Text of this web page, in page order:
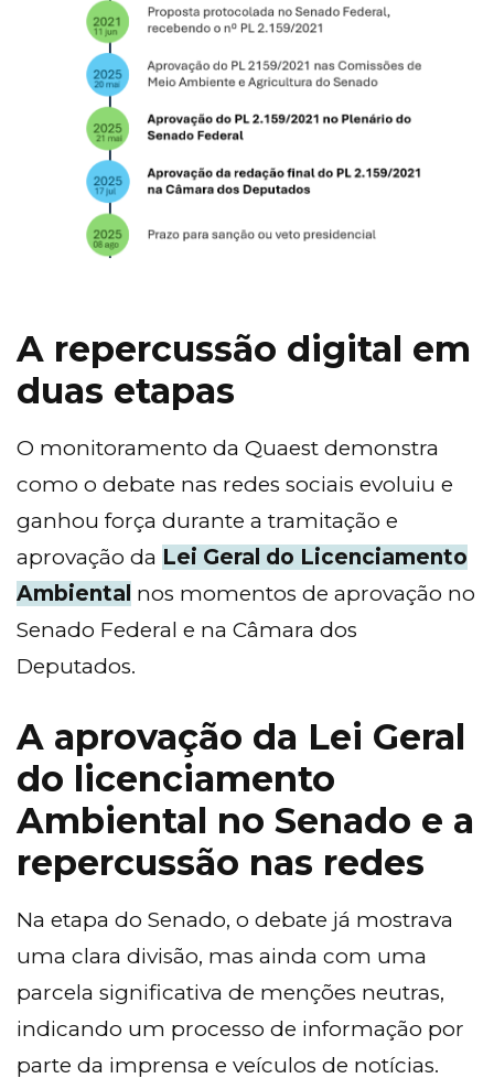
A repercussão digital em
duas etapas
O monitoramento da Quaest demonstra
como o debate nas redes sociais evoluiu e
ganhou força durante a tramitação e
aprovação da Lei Geral do Licenciamento
Ambiental nos momentos de aprovação no
Senado Federal e na Câmara dos
Deputados.
A aprovação da Lei Geral
do licenciamento
Ambiental no Senado e a
repercussão nas redes
Na etapa do Senado, o debate já mostrava
uma clara divisão, mas ainda com uma
parcela significativa de menções neutras,
indicando um processo de informação por
parte da imprensa e veículos de notícias.